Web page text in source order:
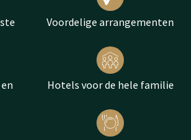
Voordelige arrangementen
Hotels voor de hele familie